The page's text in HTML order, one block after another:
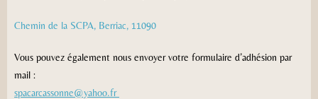
Chemin de la SCPA, Berriac, 11090
Vous pouvez également nous envoyer votre formulaire d’adhésion par
mail :
spacarcassonne@yahoo.fr